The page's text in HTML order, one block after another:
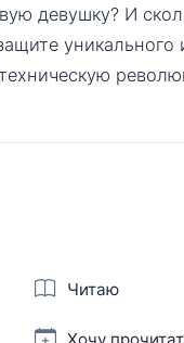
девушку? И
уникального
Читаю
Хочу